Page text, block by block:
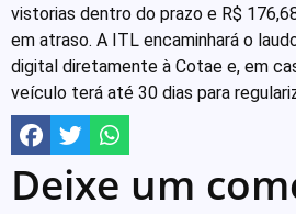
vistorias dentro do prazo e R$
em atraso. A ITL encaminhará o
digital diretamente à Cotae e, em
veículo terá até 30 dias para
Deixe um